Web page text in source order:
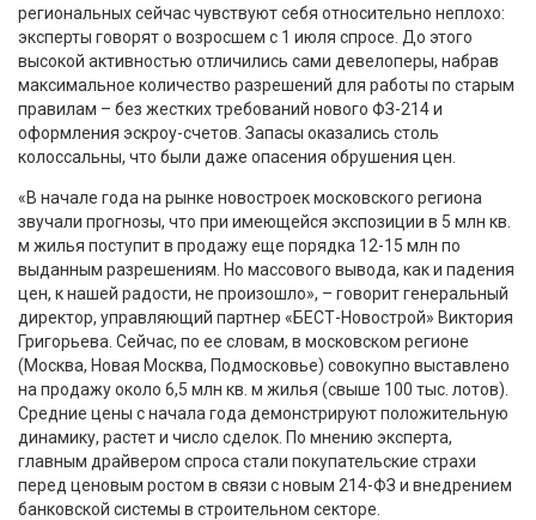
региональных сейчас чувствуют себя относительно неплохо:
эксперты говорят о возросшем с 1 июля спросе. До этого
высокой активностью отличились сами девелоперы, набрав
максимальное количество разрешений для работы по старым
правилам – без жестких требований нового ФЗ-214 и
оформления эскроу-счетов. Запасы оказались столь
колоссальны, что были даже опасения обрушения цен.
«В начале года на рынке новостроек московского региона
звучали прогнозы, что при имеющейся экспозиции в 5 млн кв.
м жилья поступит в продажу еще порядка 12-15 млн по
выданным разрешениям. Но массового вывода, как и падения
цен, к нашей радости, не произошло», – говорит генеральный
директор, управляющий партнер «БЕСТ-Новострой» Виктория
Григорьева. Сейчас, по ее словам, в московском регионе
(Москва, Новая Москва, Подмосковье) совокупно выставлено
на продажу около 6,5 млн кв. м жилья (свыше 100 тыс. лотов).
Средние цены с начала года демонстрируют положительную
динамику, растет и число сделок. По мнению эксперта,
главным драйвером спроса стали покупательские страхи
перед ценовым ростом в связи с новым 214-ФЗ и внедрением
банковской системы в строительном секторе.